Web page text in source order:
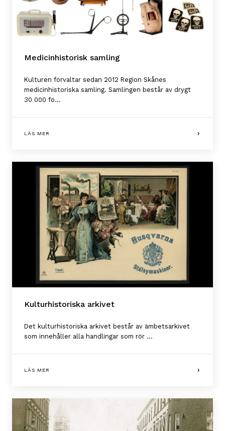
Medicinhistorisk samling
Kulturen förvaltar sedan 2012 Region Skånes
medicinhistoriska samling. Samlingen består av drygt
30 000 fö...
LÄS MER
Kulturhistoriska arkivet
Det kulturhistoriska arkivet består av ämbetsarkivet
som innehåller alla handlingar som rör ...
LÄS MER